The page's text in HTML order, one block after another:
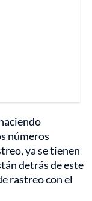
números
ya se tienen
detrás de este
rastreo con el